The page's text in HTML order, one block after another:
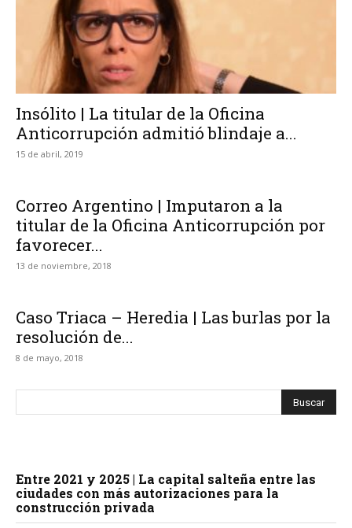
Insólito | La titular de la Oficina
Anticorrupción admitió blindaje a...
15 de abril, 2019
Correo Argentino | Imputaron a la
titular de la Oficina Anticorrupción por
favorecer...
13 de noviembre, 2018
Caso Triaca – Heredia | Las burlas por la
resolución de...
8 de mayo, 2018
Entre 2021 y 2025 | La capital salteña entre las
ciudades con más autorizaciones para la
construcción privada